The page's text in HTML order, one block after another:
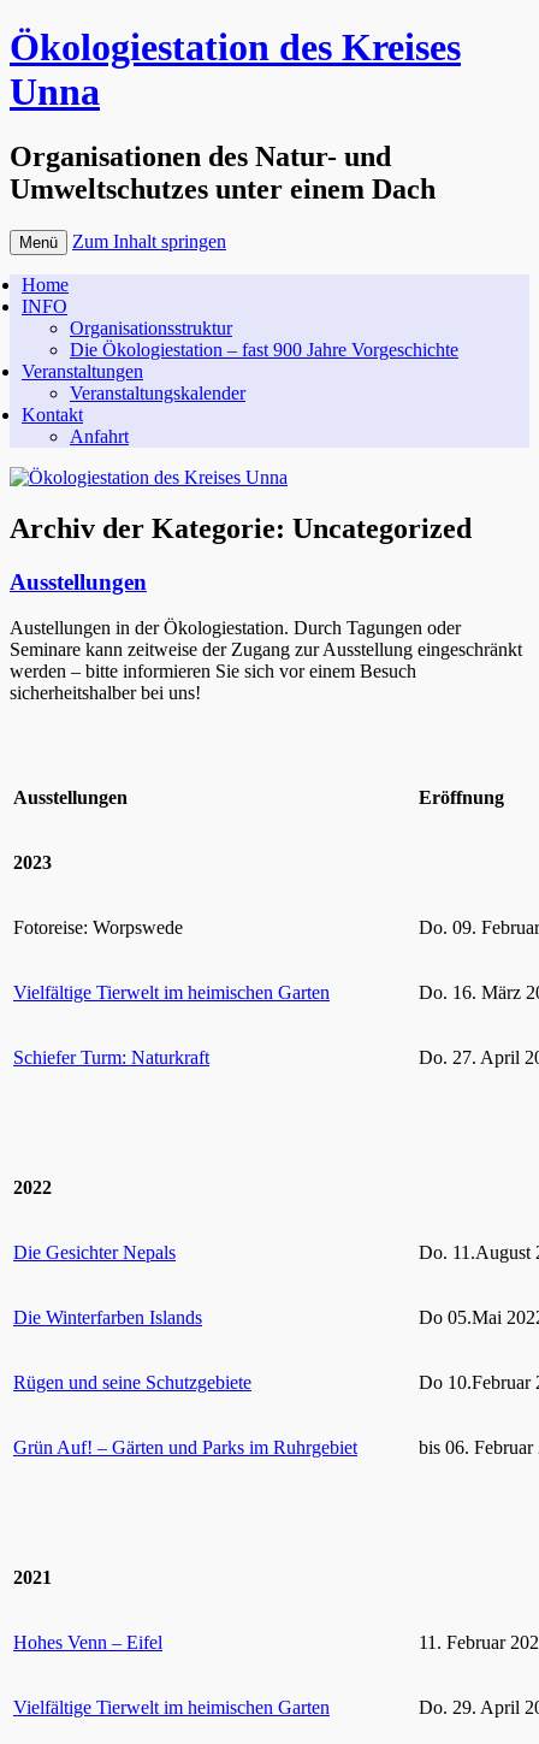
Ökologiestation des Kreises
Unna
Organisationen des Natur- und
Umweltschutzes unter einem Dach
Menü Zum Inhalt springen
Home
INFO
Organisationsstruktur
Die Ökologiestation – fast 900 Jahre Vorgeschichte
Veranstaltungen
Veranstaltungskalender
Kontakt
Anfahrt
Archiv der Kategorie: Uncategorized
Ausstellungen
Austellungen in der Ökologiestation. Durch Tagungen oder
Seminare kann zeitweise der Zugang zur Ausstellung eingeschränkt
werden – bitte informieren Sie sich vor einem Besuch
sicherheitshalber bei uns!
Ausstellungen Eröffnung
2023
Fotoreise: Worpswede Do. 09.
Vielfältige Tierwelt im heimischen Garten Do. 16. März
Schiefer Turm: Naturkraft Do. 27. April
2022
Die Gesichter Nepals Do. 11.August
Die Winterfarben Islands Do 05.Mai
Rügen und seine Schutzgebiete Do 10.Februar
Grün Auf! – Gärten und Parks im Ruhrgebiet bis 06. Februar
2021
Hohes Venn – Eifel 11. Februar
Vielfältige Tierwelt im heimischen Garten Do. 29. April